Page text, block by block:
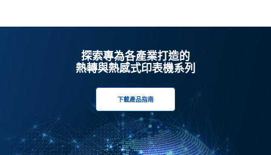
探索專為各產業打造的
熱轉與熱感式印表機系列
下載產品指南